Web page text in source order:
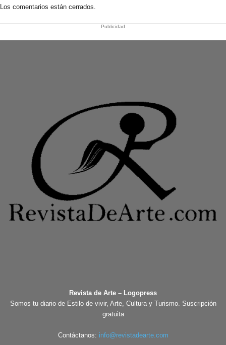
Los comentarios están cerrados.
Publicidad
Revista de Arte – Logopress
Somos tu diario de Estilo de vivir, Arte, Cultura y Turismo. Suscripción
gratuita
Contáctanos: info@revistadearte.com